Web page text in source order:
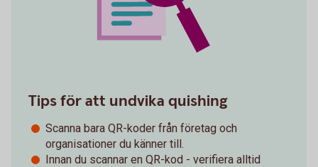
Tips för att undvika quishing
Scanna bara QR-koder från företag och
organisationer du känner till.
Innan du scannar en QR-kod - verifiera alltid